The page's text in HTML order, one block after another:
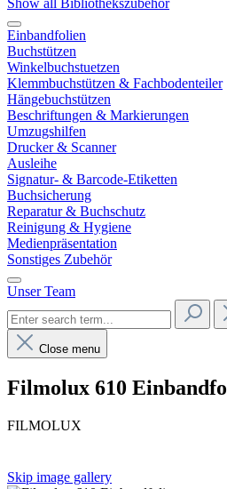
Show all Bibliothekszubehör
Einbandfolien
Buchstützen
Winkelbuchstuetzen
Klemmbuchstützen & Fachbodenteiler
Hängebuchstützen
Beschriftungen & Markierungen
Umzugshilfen
Drucker & Scanner
Ausleihe
Signatur- & Barcode-Etiketten
Buchsicherung
Reparatur & Buchschutz
Reinigung & Hygiene
Medienpräsentation
Sonstiges Zubehör
Unser Team
Close menu
Filmolux 610
FILMOLUX
Skip image gallery